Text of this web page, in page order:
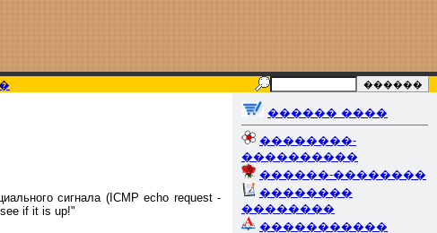
сигнала (ICMP echo request -
if it is up!"
������ ����
��������-
����������
������-��������
��������
��������
�����������